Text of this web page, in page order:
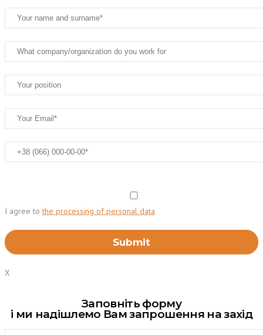
I agree tothe processing of personal data
X
Заповніть форму
і ми надішлемо Вам запрошення на захід